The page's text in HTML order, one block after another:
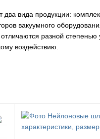
два вида продукции:
вакуумного
разной степенью
воздействию.